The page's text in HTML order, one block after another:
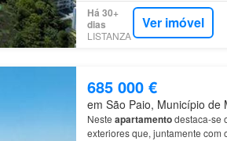
Há 30+
dias
LISTANZA
Ver imóvel
685 000 €
em São Paio, Município de
Neste apartamentodestaca-se
exteriores que, juntamente com